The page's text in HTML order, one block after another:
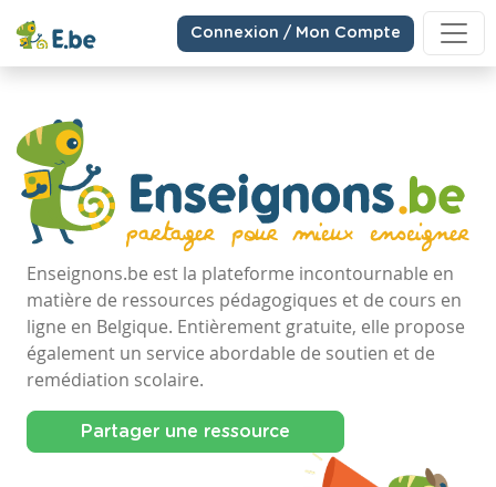
Connexion / Mon Compte
Enseignons.be est la plateforme incontournable en
matière de ressources pédagogiques et de cours en
ligne en Belgique. Entièrement gratuite, elle propose
également un service abordable de soutien et de
remédiation scolaire.
Partager une ressource